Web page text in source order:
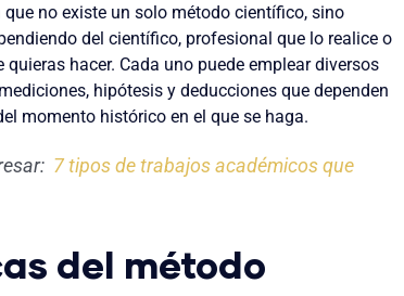
no existe un solo método científico, sino
del científico, profesional que lo realice o
hacer. Cada uno puede emplear diversos
hipótesis y deducciones que dependen
momento histórico en el que se haga.
7 tipos de trabajos académicos que
del método